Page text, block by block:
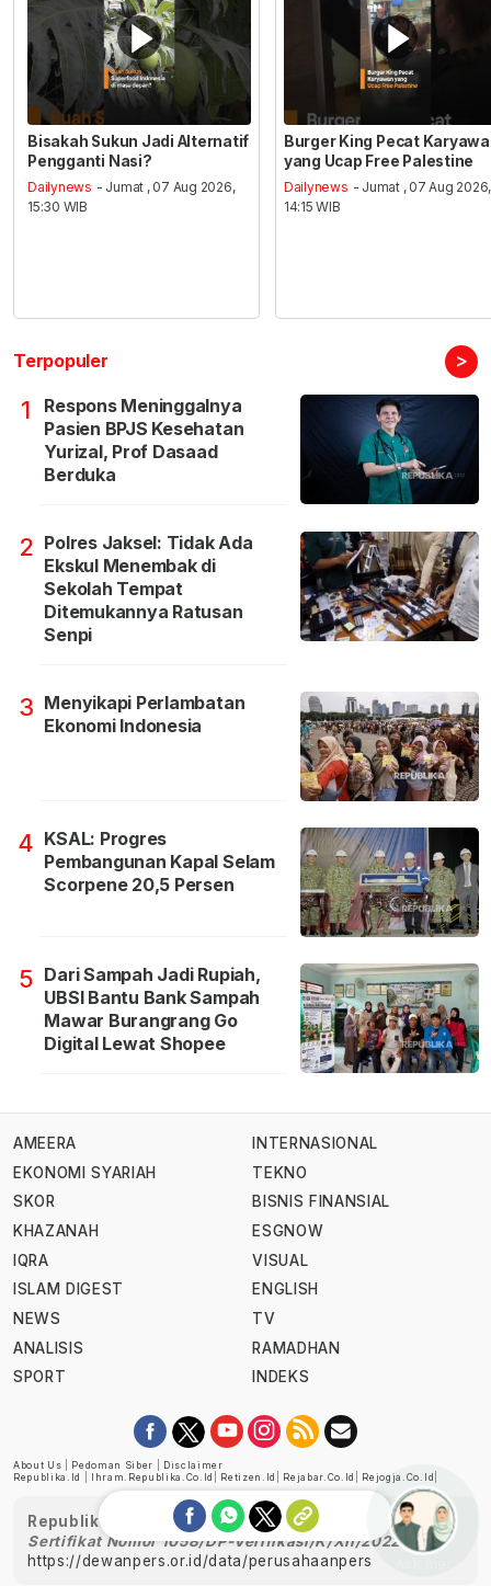
Bisakah Sukun Jadi Alternatif
Pengganti Nasi?
Dailynews - Jumat , 07 Aug 2026,
15:30 WIB
Burger King Pecat
yang Ucap Free Palestine
Dailynews - Jumat , 07 Aug 2026,
14:15 WIB
Terpopuler >
1
Respons Meninggalnya
Pasien BPJS Kesehatan
Yurizal, Prof Dasaad
Berduka
2 Polres Jaksel: Tidak Ada
Ekskul Menembak di
Sekolah Tempat
Ditemukannya Ratusan
Senpi
3 Menyikapi Perlambatan
Ekonomi Indonesia
4 KSAL: Progres
Pembangunan Kapal Selam
Scorpene 20,5 Persen
5 Dari Sampah Jadi Rupiah,
UBSI Bantu Bank Sampah
Mawar Burangrang Go
Digital Lewat Shopee
AMEERA
EKONOMI SYARIAH
SKOR
KHAZANAH
IQRA
ISLAM DIGEST
NEWS
ANALISIS
SPORT
INTERNASIONAL
TEKNO
BISNIS FINANSIAL
ESGNOW
VISUAL
ENGLISH
TV
RAMADHAN
INDEKS
About Us Pedoman Siber
Disclaimer
Republika.id
Ihram.republika.co.id Retizen.id Rejabar.co.id Rejogja.co.id
Republika telah diverifikasi oleh Dewan Pers
Sertifikat Nomor 1058/DP-Verifikasi/K/XII/2022
https://dewanpers.or.id/data/perusahaanpers